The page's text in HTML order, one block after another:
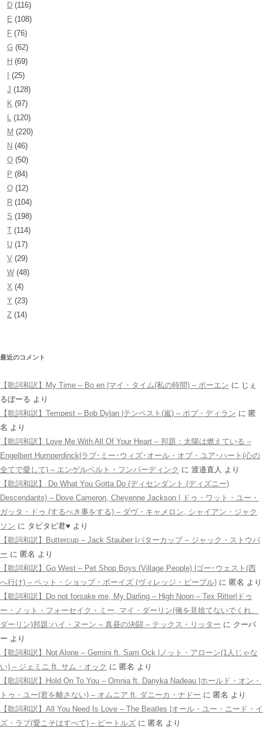
D (116)
E (108)
F (76)
G (62)
H (69)
(25)
J (128)
K (97)
L (120)
M (220)
N (46)
O (50)
P (84)
Q (12)
R (104)
S (198)
T (114)
U (17)
V (29)
W (48)
X (4)
Y (23)
Z (14)
最近のコメント
【歌詞和訳】My Time – Bo en |マイ・タイム(私の時間) – ボーエン に じぇ
るぼーる より
【歌詞和訳】Tempest – Bob Dylan |テンペスト(嵐) – ボブ・ディラン に 匿
名 より
【歌詞和訳】Love Me With All Of Your Heart – 邦題：太陽は燃えている –
Engelbert Humperdinck|ラブ･ミー･ウィズ･オール・オブ・ユア･ハート(心の
全てで愛して) – エンゲルベルト・フンパーディンク に 渡邉直人 より
【歌詞和訳】 Do What You Gotta Do (ディセンダント (ディズニー)
Descendants) – Dove Cameron, Cheyenne Jackson | ドゥ・ワット・ユー・
ガッタ・ドゥ (するべき事をする) – ダヴ・キャメロン, シャイアン・ジャク
ソン に タピタピ君♥️ より
【歌詞和訳】Buttercup – Jack Stauber |バターカップ – ジャック・ストウバ
ー に 匿名 より
【歌詞和訳】Go West – Pet Shop Boys (Village People) |ゴー･ウェスト(西
へ行け) – ペット・ショップ・ボーイズ (ヴィレッジ・ピープル) に 匿名 より
【歌詞和訳】Do not forsake me, My Darling – High Noon – Tex Ritter|ドゥ
ー・ノット・フォーセイク・ミー, マイ・ダーリン(俺を見捨てないでくれ、
ダーリン)邦題:ハイ・ヌーン – 真昼の決闘 – テックス・リッター に クーパ
ー より
【歌詞和訳】Not Alone – Gemini ft. Sam Ock |ノット・アローン(1人じゃな
い) – ジェミニ ft. サム・オック に 匿名 より
【歌詞和訳】Hold On To You – Omnia ft. Danyka Nadeau |ホールド・オン・
トゥ・ユー(君を離さない) – オムニア ft. ダニーカ・ナドー に 匿名 より
【歌詞和訳】All You Need Is Love – The Beatles |オール・ユー・ニード・イ
ズ・ラブ(愛こそはすべて) – ビートルズ に 匿名 より